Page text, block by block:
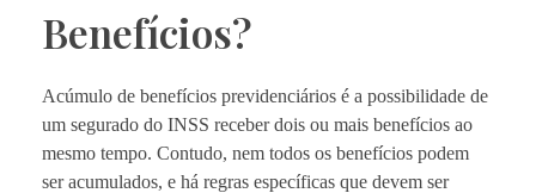
Benefícios?
Acúmulo de benefícios previdenciários é a possibilidade de
um segurado do INSS receber dois ou mais benefícios ao
mesmo tempo. Contudo, nem todos os benefícios podem
ser acumulados, e há regras específicas que devem ser